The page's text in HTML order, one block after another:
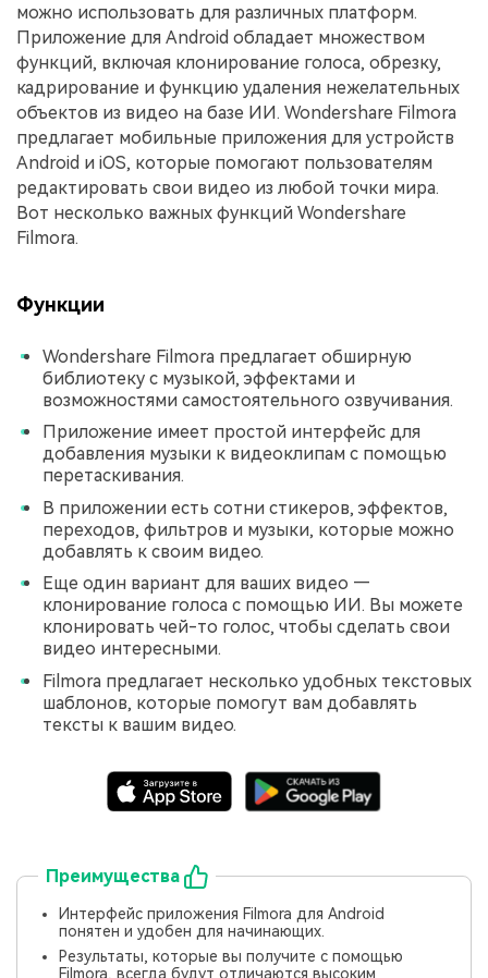
можно использовать для различных платформ.
Приложение для Android обладает множеством
функций, включая клонирование голоса, обрезку,
кадрирование и функцию удаления нежелательных
объектов из видео на базе ИИ. Wondershare Filmora
предлагает мобильные приложения для устройств
Android и iOS, которые помогают пользователям
редактировать свои видео из любой точки мира.
Вот несколько важных функций Wondershare
Filmora.
Функции
Wondershare Filmora предлагает обширную
библиотеку с музыкой, эффектами и
возможностями самостоятельного озвучивания.
Приложение имеет простой интерфейс для
добавления музыки к видеоклипам с помощью
перетаскивания.
В приложении есть сотни стикеров, эффектов,
переходов, фильтров и музыки, которые можно
добавлять к своим видео.
Еще один вариант для ваших видео —
клонирование голоса с помощью ИИ. Вы можете
клонировать чей-то голос, чтобы сделать свои
видео интересными.
Filmora предлагает несколько удобных текстовых
шаблонов, которые помогут вам добавлять
тексты к вашим видео.
Преимущества
Интерфейс приложения Filmora для Android
понятен и удобен для начинающих.
Результаты, которые вы получите с помощью
Filmora, всегда будут отличаются высоким